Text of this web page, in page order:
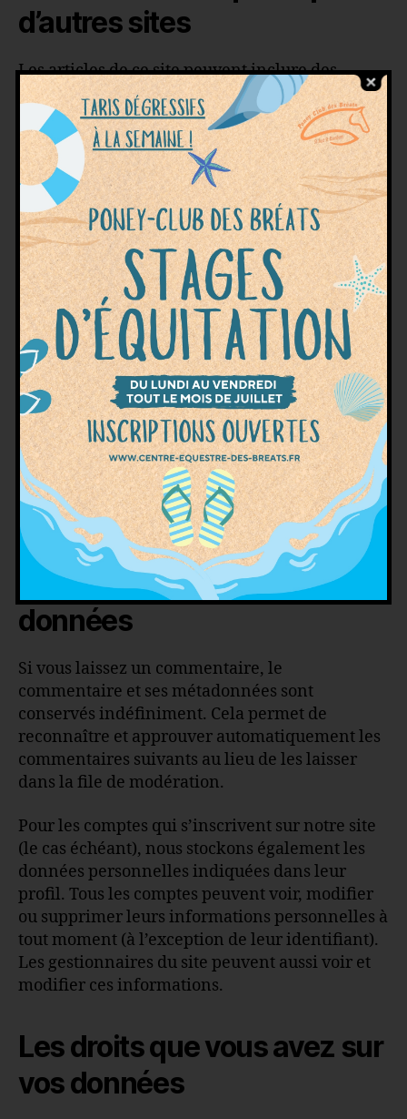
d’autres sites
Les articles de ce site peuvent inclure des
contenus intégrés (par exemple des vidéos,
images, articles…). Le contenu intégré depuis
d’autres sites se comporte de la même manière
que si le visiteur se rendait sur cet autre site.
Ces sites web pourraient collecter des données
sur vous, utiliser des cookies, embarquer des
outils de suivis tiers, suivre vos interactions
avec ces contenus embarqués si vous disposez
d’un compte connecté sur leur site web.
Utilisation et transmission
de vos données
personnelles
Si vous demandez une réinitialisation de votre
mot de passe, votre adresse IP sera incluse dans
l’e-mail de réinitialisation.
Durées de stockage de vos
données
Si vous laissez un commentaire, le
commentaire et ses métadonnées sont
conservés indéfiniment. Cela permet de
reconnaître et approuver automatiquement les
commentaires suivants au lieu de les laisser
dans la file de modération.
Pour les comptes qui s’inscrivent sur notre site
(le cas échéant), nous stockons également les
données personnelles indiquées dans leur
profil. Tous les comptes peuvent voir, modifier
ou supprimer leurs informations personnelles à
tout moment (à l’exception de leur identifiant).
Les gestionnaires du site peuvent aussi voir et
modifier ces informations.
Les droits que vous avez sur
vos données